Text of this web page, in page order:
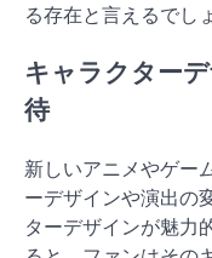
る存在と言えるでし
キャラクター
待
新しいアニメやゲー
ーデザインや演出の
ターデザインが魅力